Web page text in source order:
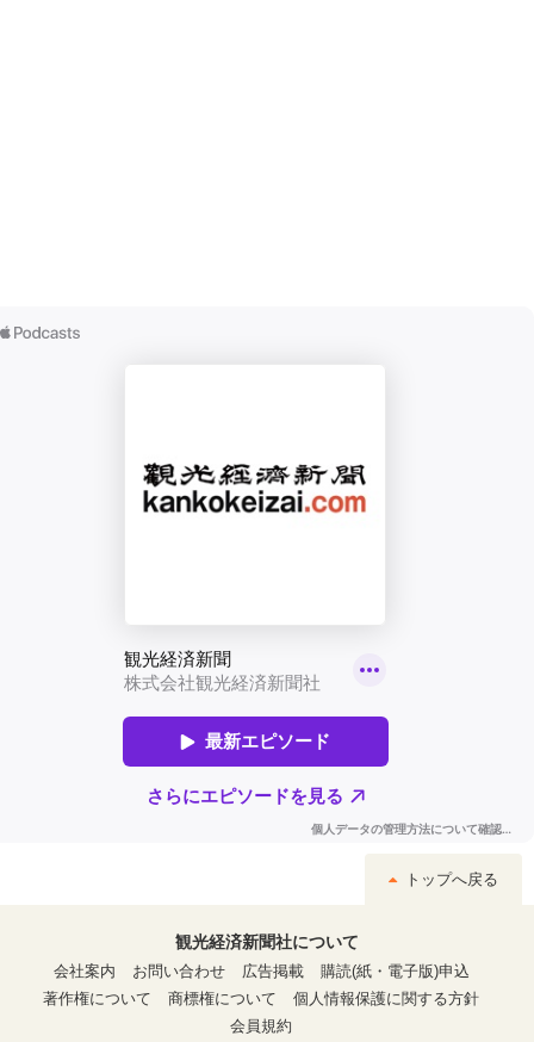
トップへ戻る
観光経済新聞社について
会社案内
お問い合わせ 広告掲載
購読(紙・電子版)申込
著作権について
商標権について
個人情報保護に関する方針
会員規約